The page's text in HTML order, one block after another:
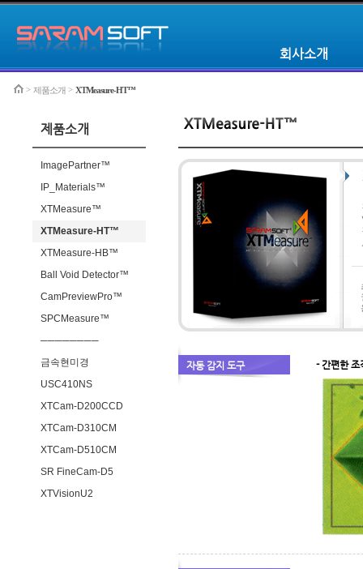
회사소개
Home
> 제품소개 > XTMeasure-HT™
제품소개
ImagePartner™
IP_Materials™
XTMeasure™
XTMeasure-HT™
XTMeasure-HB™
Ball Void Detector™
CamPreviewPro™
SPCMeasure™
────────
금속현미경
USC410NS
XTCam-D200CCD
XTCam-D310CM
XTCam-D510CM
SR FineCam-D5
XTVisionU2
자동 감지 도구 - 간편한